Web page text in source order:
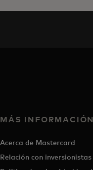
MÁS INFORMACIÓN
Acerca de Mastercard
Relación con inversionistas